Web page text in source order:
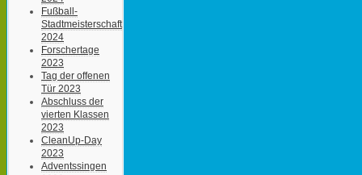
Fußball-
Stadtmeisterschaft
2024
Forschertage
2023
Tag der offenen
Tür 2023
Abschluss der
vierten Klassen
2023
CleanUp-Day
2023
Adventssingen